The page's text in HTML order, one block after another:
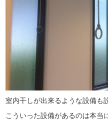
室内干しが出来るような設備も
こういった設備があるのは本当